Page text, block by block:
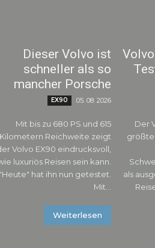
Dieser Volvo ist
schneller als so
mancher Porsche
EX90 05. 08. 2026
Mit bis zu 680 PS und 615
Kilometern Reichweite zeigt
Volvo EX90 eindrucksvoll,
luxuriös Reisen sein kann.
"Heute" hat ihn nun getestet.
Mit...
Weiterlesen
Der
größte
als